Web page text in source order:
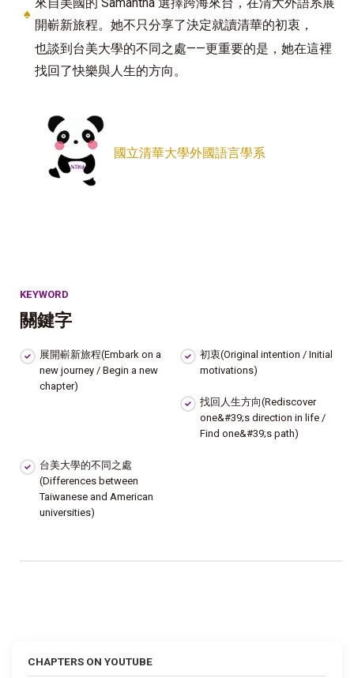
♠
開嶄新旅程。她不只分享了決定就讀清華的初衷，
也談到台美大學的不同之處——更重要的是，她在這裡
找回了快樂與人生的方向。
國立清華大學外國語言學系
KEYWORD
關鍵字
展開嶄新旅程(Embark on a
new journey / Begin a new
chapter)
初衷(Original intention / Initial
motivations)
找回人生方向(Rediscover
one&#39;s direction in life /
Find one&#39;s path)
台美大學的不同之處
(Differences between
Taiwanese and American
universities)
CHAPTERS ON YOUTUBE